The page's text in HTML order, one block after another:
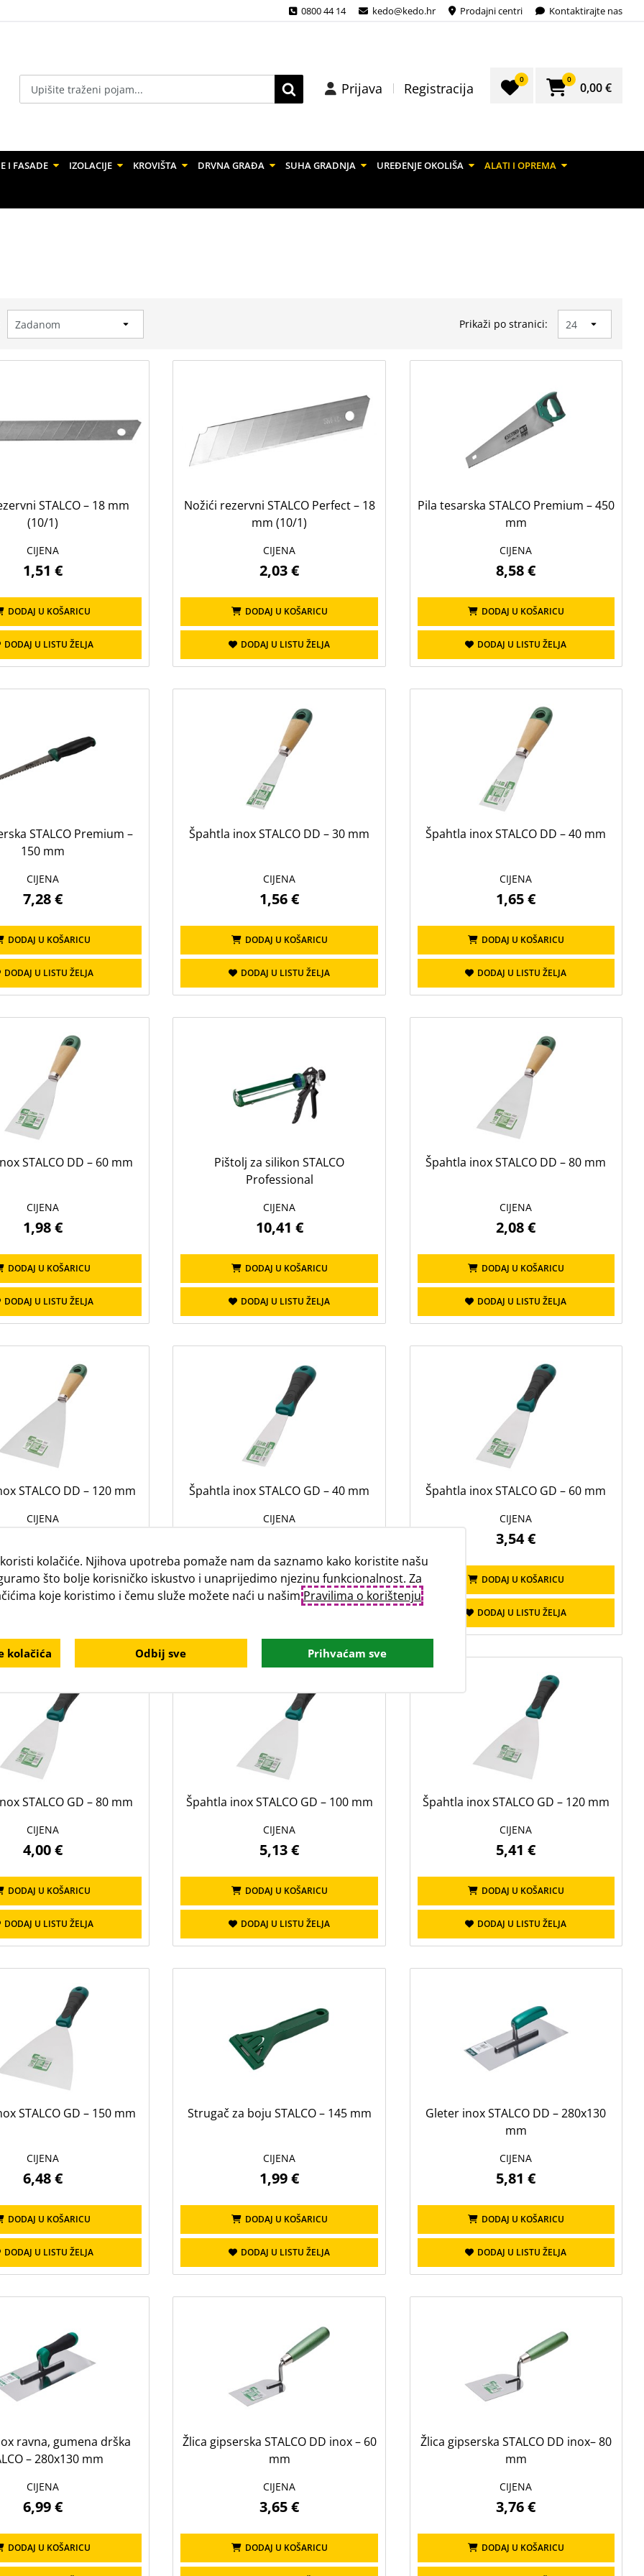
0800 44 14 kedo@kedo.hr Prodajni centri Kontaktirajte nas
Prijava Registracija
0 0
0,00 €
I FASADE IZOLACIJE KROVIŠTA DRVNA GRAĐA SUHA GRADNJA UREĐENJE OKOLIŠA ALATI I OPREMA
Prikaži po stranici:
STALCO – 18 mm
(10/1)
CIJENA
1,51 €
DODAJ U KOŠARICU
DODAJ U LISTU ŽELJA
Nožići rezervni STALCO Perfect – 18
mm (10/1)
CIJENA
2,03 €
DODAJ U KOŠARICU
DODAJ U LISTU ŽELJA
Pila tesarska STALCO Premium – 450
mm
CIJENA
8,58 €
DODAJ U KOŠARICU
DODAJ U LISTU ŽELJA
STALCO Premium –
150 mm
CIJENA
7,28 €
DODAJ U KOŠARICU
DODAJ U LISTU ŽELJA
Špahtla inox STALCO DD – 30 mm
CIJENA
1,56 €
DODAJ U KOŠARICU
DODAJ U LISTU ŽELJA
Špahtla inox STALCO DD – 40 mm
CIJENA
1,65 €
DODAJ U KOŠARICU
DODAJ U LISTU ŽELJA
STALCO DD – 60 mm
CIJENA
1,98 €
DODAJ U KOŠARICU
DODAJ U LISTU ŽELJA
Pištolj za silikon STALCO
Professional
CIJENA
10,41 €
DODAJ U KOŠARICU
DODAJ U LISTU ŽELJA
Špahtla inox STALCO DD – 80 mm
CIJENA
2,08 €
DODAJ U KOŠARICU
DODAJ U LISTU ŽELJA
STALCO DD – 120 mm
CIJENA
DODAJ U KOŠARICU
Špahtla inox STALCO GD – 40 mm
CIJENA
DODAJ U KOŠARICU
Špahtla inox STALCO GD – 60 mm
CIJENA
3,54 €
DODAJ U KOŠARICU
DODAJ U LISTU ŽELJA
STALCO GD – 80 mm
CIJENA
4,00 €
DODAJ U KOŠARICU
DODAJ U LISTU ŽELJA
Špahtla inox STALCO GD – 100 mm
CIJENA
5,13 €
DODAJ U KOŠARICU
DODAJ U LISTU ŽELJA
Špahtla inox STALCO GD – 120 mm
CIJENA
5,41 €
DODAJ U KOŠARICU
DODAJ U LISTU ŽELJA
STALCO GD – 150 mm
CIJENA
6,48 €
DODAJ U KOŠARICU
DODAJ U LISTU ŽELJA
Strugač za boju STALCO – 145 mm
CIJENA
1,99 €
DODAJ U KOŠARICU
DODAJ U LISTU ŽELJA
Gleter inox STALCO DD – 280x130
mm
CIJENA
5,81 €
DODAJ U KOŠARICU
DODAJ U LISTU ŽELJA
ravna, gumena drška
– 280x130 mm
CIJENA
6,99 €
DODAJ U KOŠARICU
Žlica gipserska STALCO DD inox – 60
mm
CIJENA
3,65 €
DODAJ U KOŠARICU
Žlica gipserska STALCO DD inox– 80
mm
CIJENA
3,76 €
DODAJ U KOŠARICU
kolačiće. Njihova upotreba pomaže nam da saznamo kako koristite našu
što bolje korisničko iskustvo i unaprijedimo njezinu funkcionalnost. Za
koje koristimo i čemu služe možete naći u našimPravilima o korištenju
kolačića Odbij sve Prihvaćam sve